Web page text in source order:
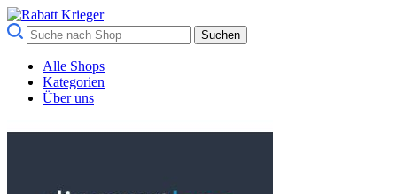
Suchen
Alle Shops
Kategorien
Über uns